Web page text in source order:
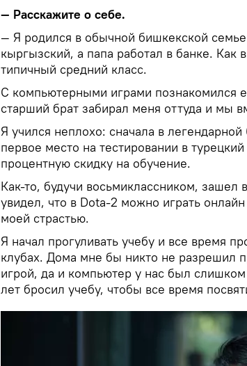
— Расскажите о себе.
— Я родился в обычной бишкекской
кыргызский, а папа работал в банке. Как
типичный средний класс.
С компьютерными играми познакомился
старший брат забирал меня оттуда и мы
Я учился неплохо: сначала в
первое место на тестировании в
процентную скидку на обучение.
Как-то, будучи восьмиклассником, зашел
увидел, что в Dota-2 можно играть
моей страстью.
Я начал прогуливать учебу и все время
клубах. Дома мне бы никто не разрешил
игрой, да и компьютер у нас был слишком
лет бросил учебу, чтобы все время